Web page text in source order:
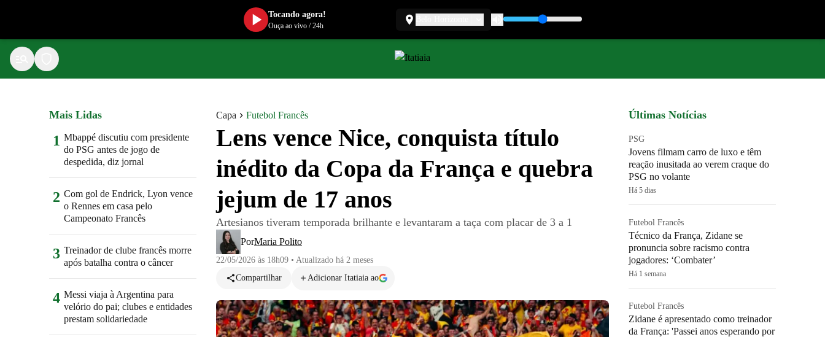
Capa Futebol Francês
Lens vence Nice, conquista título
inédito da Copa da França e quebra
jejum de 17 anos
Artesianos tiveram temporada brilhante e levantaram a taça com placar de 3 a 1
PorMaria Polito
22/05/2026 às 18h09 • Atualizado há 2 meses
Compartilhar
Adicionar Itatiaia ao
Mais Lidas
1 Mbappé discutiu com presidente
do PSG antes de jogo de
despedida, diz jornal
2 Com gol de Endrick, Lyon vence
o Rennes em casa pelo
Campeonato Francês
3 Treinador de clube francês morre
após batalha contra o câncer
4 Messi viaja à Argentina para
velório do pai; clubes e entidades
prestam solidariedade
Últimas Notícias
PSG
Jovens filmam carro de luxo e têm
reação inusitada ao verem craque do
PSG no volante
Há 5 dias
Futebol Francês
Técnico da França, Zidane se
pronuncia sobre racismo contra
jogadores: ‘Combater’
Há 1 semana
Futebol Francês
Zidane é apresentado como treinador
da França: 'Passei anos esperando por
Tocando agora!
Ouça ao vivo/24h